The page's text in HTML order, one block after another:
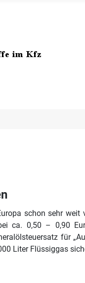
schon sehr
ca. 0,50 – 0,90
für
Liter Flüssiggas